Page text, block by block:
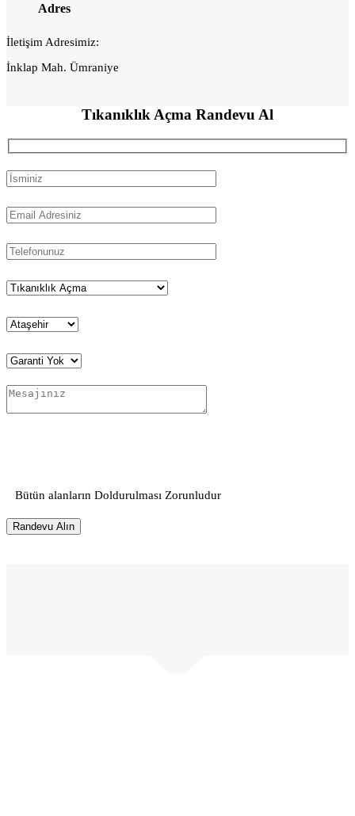
Adres
İletişim Adresimiz:
İnklap Mah. Ümraniye
Tıkanıklık Açma Randevu Al
Bütün alanların Doldurulması Zorunludur